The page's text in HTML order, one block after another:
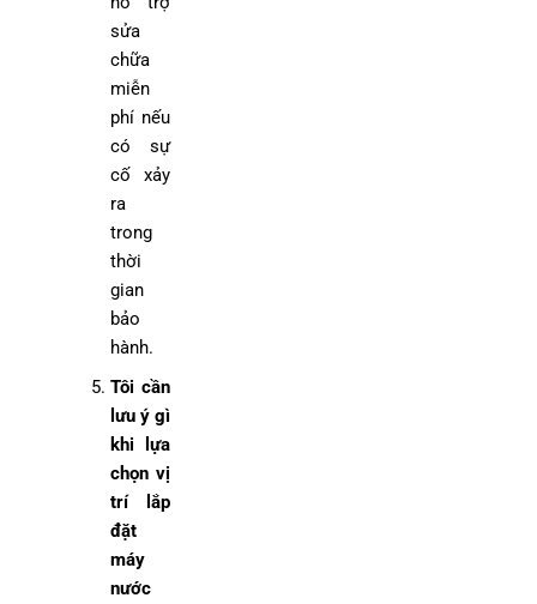
sửa
chữa
miễn
phí nếu
có sự
cố xảy
ra
trong
thời
gian
bảo
hành.
Tôi cần
lưu ý gì
khi lựa
chọn vị
trí lắp
đặt
máy
nước